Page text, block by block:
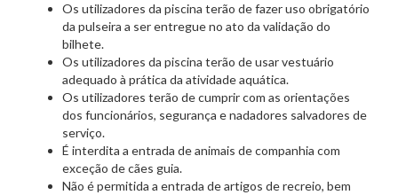
Os utilizadores da piscina terão de fazer uso obrigatório
da pulseira a ser entregue no ato da validação do
bilhete.
Os utilizadores da piscina terão de usar vestuário
adequado à prática da atividade aquática.
Os utilizadores terão de cumprir com as orientações
dos funcionários, segurança e nadadores salvadores de
serviço.
É interdita a entrada de animais de companhia com
exceção de cães guia.
Não é permitida a entrada de artigos de recreio, bem